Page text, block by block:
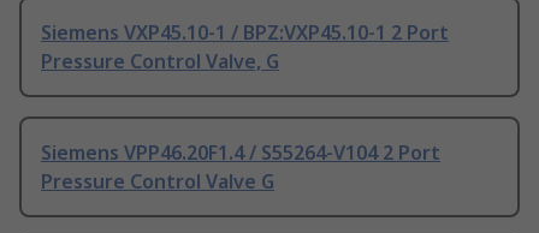
Siemens VXP45.10-1 / BPZ:VXP45.10-1 2 Port
Pressure Control Valve, G
Siemens VPP46.20F1.4 / S55264-V104 2 Port
Pressure Control Valve G